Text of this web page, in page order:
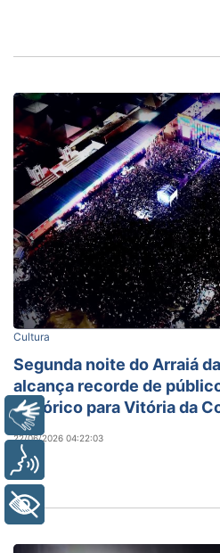
Cultura
Segunda noite do Arraiá
alcança recorde de
histórico para Vitória da
22/06/2026 04:22:03
Libras
+ Acessibilidade